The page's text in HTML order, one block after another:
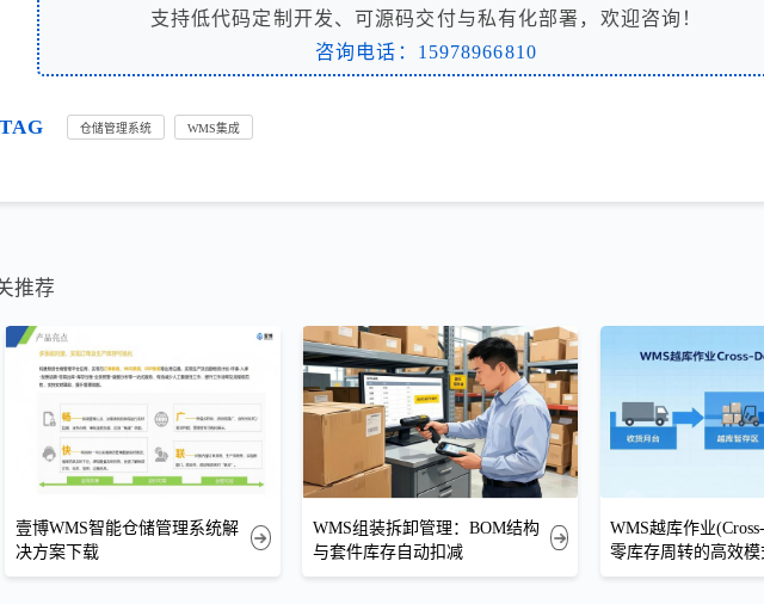
支持低代码定制开发、可源码交付与私有化部署，欢迎咨询！
咨询电话：15978966810
TAG 仓储管理系统 WMS集成
推荐
壹博WMS智能仓储管理系统解
决方案下载
WMS组装拆卸管理：BOM结构
与套件库存自动扣减
WMS越库作业
零库存周转的高效模